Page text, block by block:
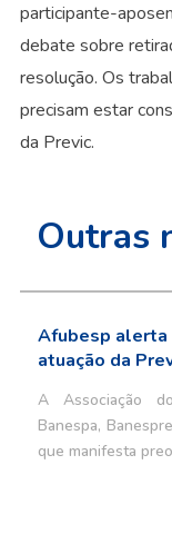
participante-
debate sobre
resolução. Os
precisam estar
da Previc.
Outras
Afubesp alerta
atuação da
A Associação
Banespa,
que manifesta